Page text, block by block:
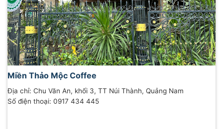
Miền Thảo Mộc Coffee
Địa chỉ: Chu Văn An, khối 3, TT Núi Thành, Quảng Nam
Số điện thoại: 0917 434 445